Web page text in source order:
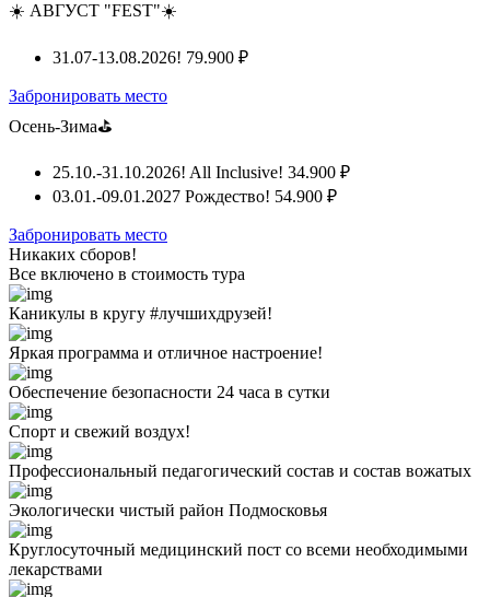
☀️ АВГУСТ "FEST"☀️
31.07-13.08.2026! 79.900 ₽
Забронировать место
Осень-Зима⛳
25.10.-31.10.2026! All Inclusive! 34.900 ₽
03.01.-09.01.2027 Рождество! 54.900 ₽
Забронировать место
Никаких сборов!
Все включено в стоимость тура
Каникулы в кругу #лучшихдрузей!
Яркая программа и отличное настроение!
Обеспечение безопасности 24 часа в сутки
Спорт и свежий воздух!
Профессиональный педагогический состав и состав вожатых
Экологически чистый район Подмосковья
Круглосуточный медицинский пост со всеми необходимыми
лекарствами